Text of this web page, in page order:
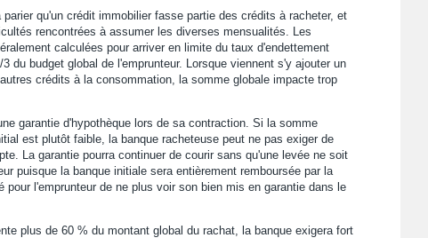
qu'un crédit immobilier fasse partie des crédits à racheter, et
rencontrées à assumer les diverses mensualités. Les
calculées pour arriver en limite du taux d'endettement
du budget global de l'emprunteur. Lorsque viennent s'y ajouter un
crédits à la consommation, la somme globale impacte trop
garantie d'hypothèque lors de sa contraction. Si la somme
est plutôt faible, la banque racheteuse peut ne pas exiger de
La garantie pourra continuer de courir sans qu'une levée ne soit
puisque la banque initiale sera entièrement remboursée par la
pour l'emprunteur de ne plus voir son bien mis en garantie dans le
plus de 60 % du montant global du rachat, la banque exigera fort